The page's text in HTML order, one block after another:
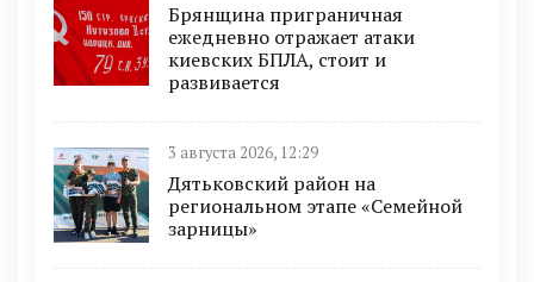
Брянщина приграничная
ежедневно отражает атаки
киевских БПЛА, стоит и
развивается
3 августа 2026, 12:29
Дятьковский район на
региональном этапе «Семейной
зарницы»